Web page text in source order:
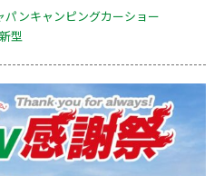
パンキャンピングカーショー
型